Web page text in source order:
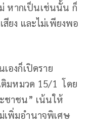
หากเป็นเช่นนั้น ก็
สียง และไม่เพียงพอ
องก็เปิดราย
ติมหมวด 15/1 โดย
ชาชน” เน้นให้
เพิ่มอำนาจพิเศษ